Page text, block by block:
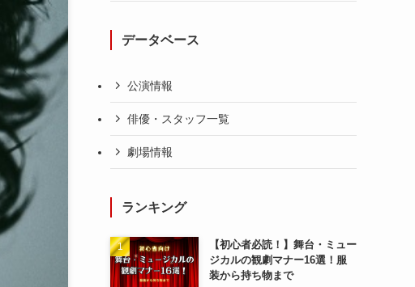
データベース
公演情報
俳優・スタッフ一覧
劇場情報
ランキング
【初心者必読！】舞台・ミュー
ジカルの観劇マナー16選！服
装から持ち物まで